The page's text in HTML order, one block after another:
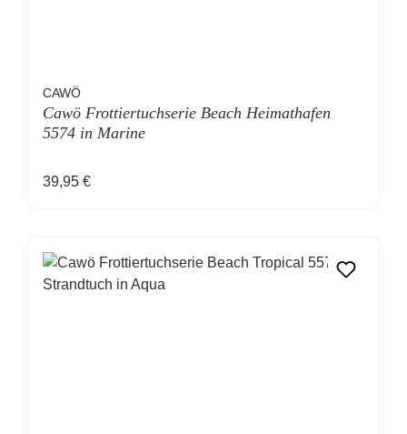
CAWÖ
Cawö Frottiertuchserie Beach Heimathafen
5574 in Marine
Regulärer Preis:
39,95 €